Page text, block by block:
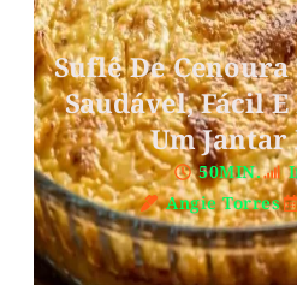
Suflê De Cenoura
Saudável, Fácil
Um Jantar
50MIN.
Angie Torres